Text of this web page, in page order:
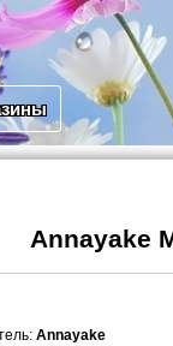
Annayake
: Annayake